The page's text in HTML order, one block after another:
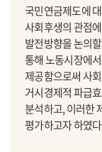
국민연금제도에
사회후생의 관점
발전방향을 논의
통해 노동시장에
제공함으로써 사
거시경제적 파급
분석하고, 이러한
평가하고자 하였